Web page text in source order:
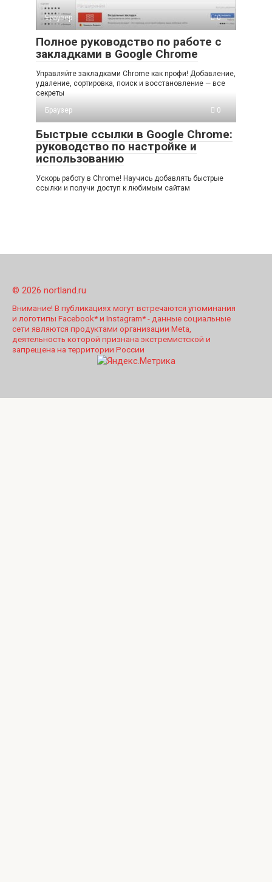
Браузер 0
Полное руководство по работе с
закладками в Google Chrome
Управляйте закладками Chrome как профи! Добавление,
удаление, сортировка, поиск и восстановление — все
секреты
Браузер
0
Быстрые ссылки в Google Chrome:
руководство по настройке и
использованию
Ускорь работу в Chrome! Научись добавлять быстрые
ссылки и получи доступ к любимым сайтам
© 2026 nortland.ru
Внимание! В публикациях могут встречаются упоминания
и логотипы Facebook* и Instagram* - данные социальные
сети являются продуктами организации Meta,
деятельность которой признана экстремистской и
запрещена на территории России